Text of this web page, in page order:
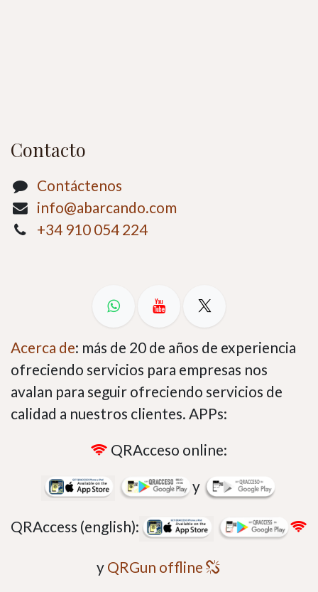
Contacto
Contáctenos
info@abarcando.com
+34 910 054 224
Acerca de: más de 20 de años de experiencia
ofreciendo servicios para empresas nos
avalan para seguir ofreciendo servicios de
calidad a nuestros clientes. APPs:
QRAcceso online:
y
QRAccess (english):
y QRGun offline